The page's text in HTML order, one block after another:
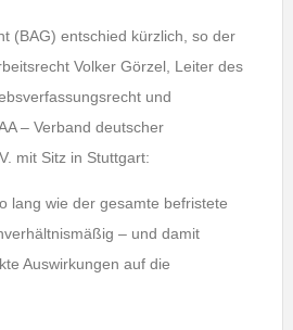
(BAG) entschied kürzlich, so der
Volker Görzel, Leiter des
und
– Verband deutscher
mit Sitz in Stuttgart:
lang wie der gesamte befristete
– und damit
Auswirkungen auf die